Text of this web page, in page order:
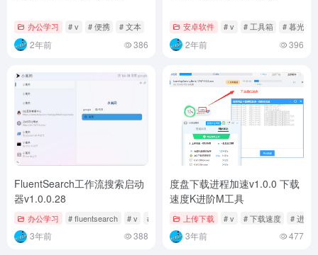
办公学习 # v # 便携 # 文本
2年前 386
安卓软件 # v # 工具箱 # 暮光
2年前 396
FluentSearch工作流搜索启动
器v1.0.0.28
办公学习 # fluentsearch # v # 启动器
3年前 388
度盘下载进程加速v1.0.0 下载
速度K进阶M工具
上传下载 # v # 下载速度 # 进阶
3年前 477